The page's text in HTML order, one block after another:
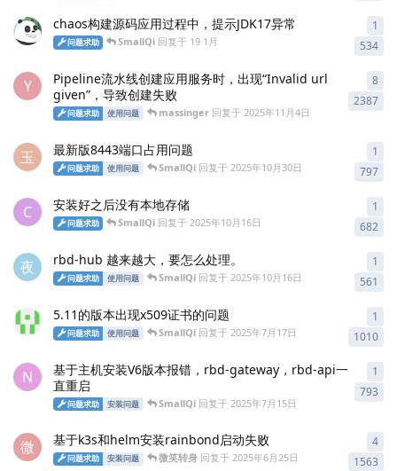
chaos构建源码应用过程中，提示JDK17异常
问题求助 SmallQi 回复于 19 1月 534
1
Y
Pipeline流水线创建应用服务时，出现“Invalid url
given”，导致创建失败
问题求助 使用问题 massinger回复于 2025年11月4日
2387
8
玉 最新版8443端口占用问题
问题求助 使用问题 SmallQi回复于 2025年10月30日 797
1
C 安装好之后没有本地存储
问题求助 SmallQi 回复于 2025年10月16日 682
1
夜 rbd-hub 越来越大，要怎么处理。
问题求助 使用问题 SmallQi回复于 2025年10月16日 561
1
5.11的版本出现x509证书的问题
问题求助 使用问题 SmallQi回复于 2025年7月17日 1010
1
N
基于主机安装V6版本报错，rbd-gateway，rbd-api一
直重启
问题求助 安装问题 SmallQi回复于 2025年7月15日
793
1
微 基于k3s和helm安装rainbond启动失败
问题求助 安装问题 微笑转身回复于 2025年6月25日 1563
4